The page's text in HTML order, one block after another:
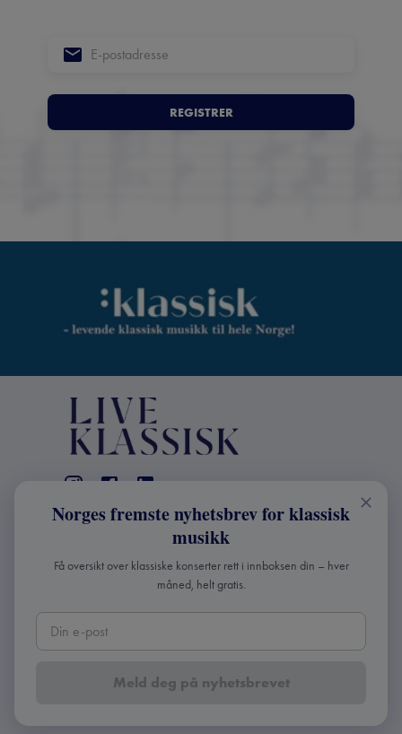
REGISTRER
KONTAKT
Live Klassisk: +47 98670803
info@liveklassisk.no
Live Klassisk
Org nr: 932392364
Copyright ©2026Live Klassisk •Personvern og
Norges fremste nyhetsbrev for klassisk
musikk
Få oversikt over klassiske konserter rett i innboksen din – hver
måned, helt gratis.
Meld deg på nyhetsbrevet